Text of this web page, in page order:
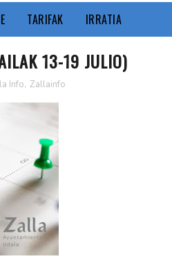
TARIFAK IRRATIA
13-19 JULIO)
Info, Zallainfo